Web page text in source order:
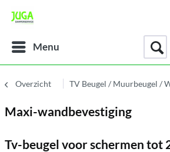
Menu
Overzicht TV Beugel / Muurbeugel /
Maxi-wandbevestiging
Tv-beugel voor schermen tot